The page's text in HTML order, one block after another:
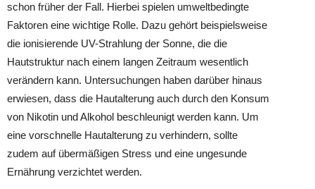
schon früher der Fall. Hierbei spielen umweltbedingte
Faktoren eine wichtige Rolle. Dazu gehört beispielsweise
die ionisierende UV-Strahlung der Sonne, die die
Hautstruktur nach einem langen Zeitraum wesentlich
verändern kann. Untersuchungen haben darüber hinaus
erwiesen, dass die Hautalterung auch durch den Konsum
von Nikotin und Alkohol beschleunigt werden kann. Um
eine vorschnelle Hautalterung zu verhindern, sollte
zudem auf übermäßigen Stress und eine ungesunde
Ernährung verzichtet werden.